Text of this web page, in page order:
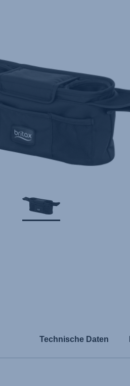
Technische Daten